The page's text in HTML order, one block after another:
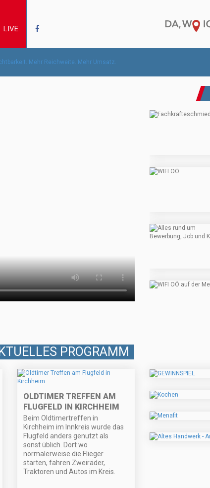
LIVE
PROGRAMM
OLDTIMER TREFFEN AM
FLUGFELD IN KIRCHHEIM
Beim Oldtimertreffen in
Kirchheim im Innkreis wurde das
Flugfeld anders genutzt als
sonst üblich. Dort wo
normalerweise die Flieger
starten, fahren Zweiräder,
Traktoren und Autos im Kreis.